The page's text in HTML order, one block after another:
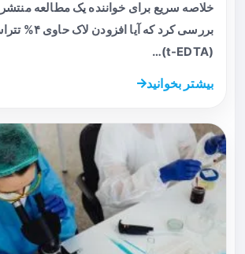
(t-EDTA)…
بیشتر بخوانید